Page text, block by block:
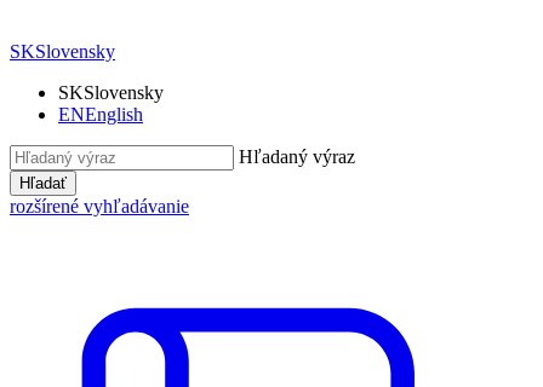
SKSlovensky
SKSlovensky
ENEnglish
Hľadaný výraz
Hľadať
rozšírené vyhľadávanie